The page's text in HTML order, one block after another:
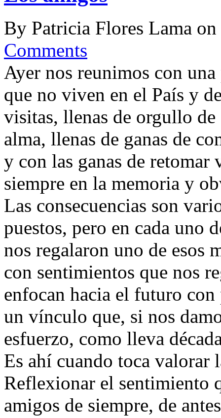
By Patricia Flores Lama on
Comments
Ayer nos reunimos con
que no viven en el País y
visitas, llenas de orgullo
alma, llenas de ganas de
y con las ganas de
siempre en la memoria y
Las consecuencias son
puestos, pero en cada uno
nos regalaron uno de esos
con sentimientos que nos
enfocan hacia el futuro con
un vínculo que, si nos
esfuerzo, como lleva
Es ahí cuando toca valorar
Reflexionar el sentimiento
amigos de siempre, de